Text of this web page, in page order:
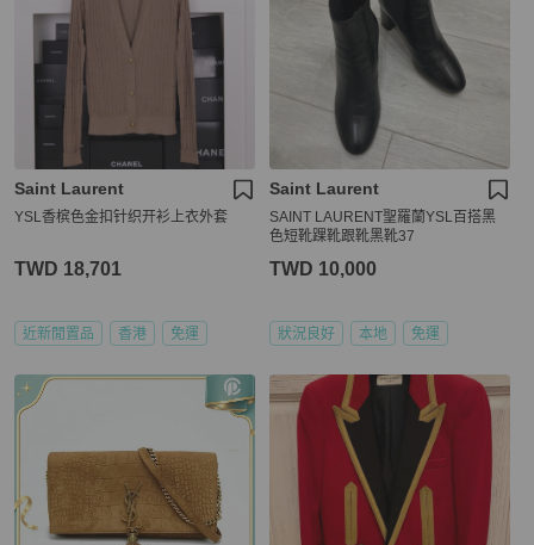
Saint Laurent
YSL香槟色金扣针织开衫上衣外套
TWD 18,701
近新閒置品 香港 免運
Saint Laurent
SAINT LAURENT聖羅蘭YSL百搭黑
色短靴踝靴跟靴黑靴37
TWD 10,000
狀況良好 本地 免運